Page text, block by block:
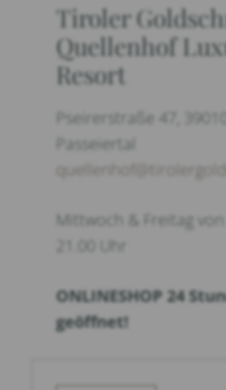
Tiroler
Quellenhof
Resort
Pseirerstraße 47,
Passeiertal
Mittwoch & Freitag von
21.00 Uhr
ONLINESHOP 24
geöffnet!